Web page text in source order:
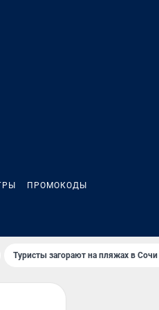
ПРОМОКОДЫ
Туристы загорают на пляжах в